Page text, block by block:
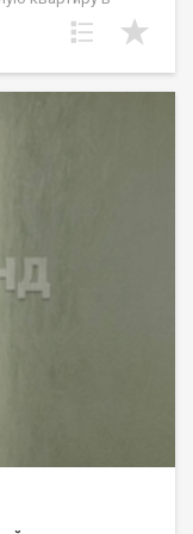
рядом с
и удобная
В квартире
заехать и
поэтому
подъезд,
места.
быстрый
недвижимость.
пожалуйста,